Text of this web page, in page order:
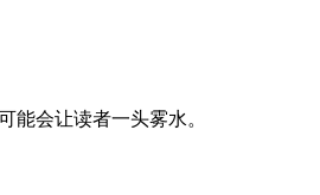
能会让读者一头雾水。